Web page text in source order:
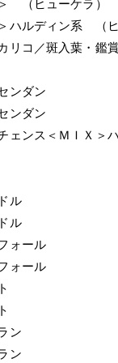
（ヒューケラ）
ハルディン系 （ヒ
リコ／斑入葉・鑑
ンダン
ンダン
ェンス＜ＭＩＸ＞
ル
ル
ォール
ォール
ン
ン